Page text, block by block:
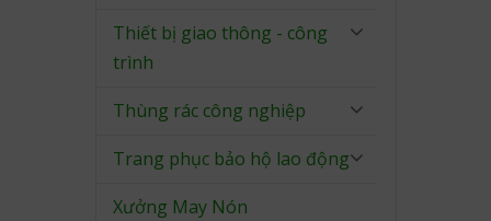
Thiết bị giao thông - công
trình
Thùng rác công nghiệp
Trang phục bảo hộ lao động
Xưởng May Nón